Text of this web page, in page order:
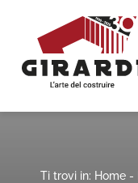
contenuto
CHI SIAMO
Ti trovi in: Home-